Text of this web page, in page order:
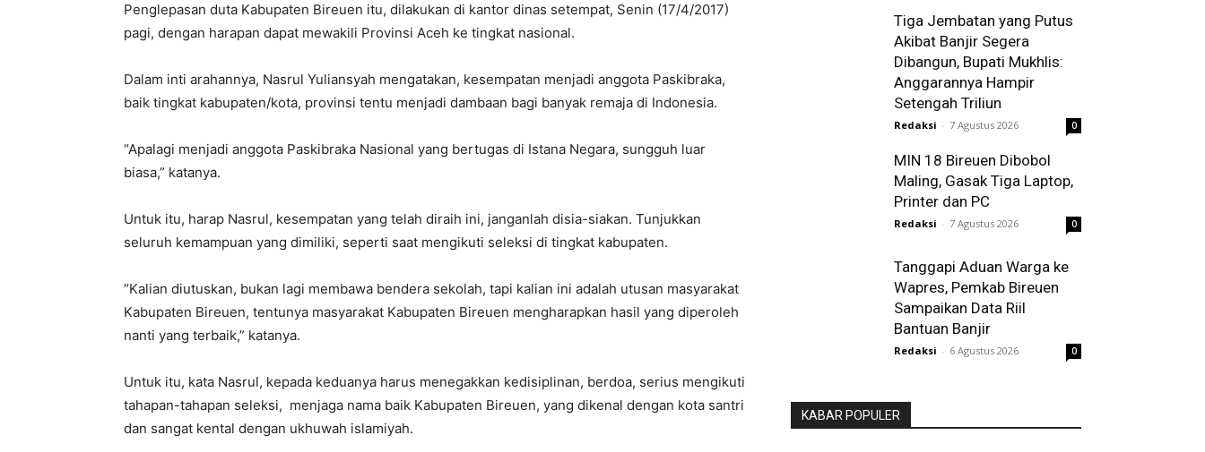
Penglepasan duta Kabupaten Bireuen itu, dilakukan di kantor dinas setempat, Senin (17/4/2017)
pagi, dengan harapan dapat mewakili Provinsi Aceh ke tingkat nasional.
Dalam inti arahannya, Nasrul Yuliansyah mengatakan, kesempatan menjadi anggota Paskibraka,
baik tingkat kabupaten/kota, provinsi tentu menjadi dambaan bagi banyak remaja di Indonesia.
“Apalagi menjadi anggota Paskibraka Nasional yang bertugas di Istana Negara, sungguh luar
biasa,” katanya.
Untuk itu, harap Nasrul, kesempatan yang telah diraih ini, janganlah disia-siakan. Tunjukkan
seluruh kemampuan yang dimiliki, seperti saat mengikuti seleksi di tingkat kabupaten.
“Kalian diutuskan, bukan lagi membawa bendera sekolah, tapi kalian ini adalah utusan masyarakat
Kabupaten Bireuen, tentunya masyarakat Kabupaten Bireuen mengharapkan hasil yang diperoleh
nanti yang terbaik,” katanya.
Untuk itu, kata Nasrul, kepada keduanya harus menegakkan kedisiplinan, berdoa, serius mengikuti
tahapan-tahapan seleksi, menjaga nama baik Kabupaten Bireuen, yang dikenal dengan kota santri
dan sangat kental dengan ukhuwah islamiyah.
Tiga Jembatan yang Putus
Akibat Banjir Segera
Dibangun, Bupati Mukhlis:
Anggarannya Hampir
Setengah Triliun
Redaksi - 7 Agustus 2026 0
MIN 18 Bireuen Dibobol
Maling, Gasak Tiga Laptop,
Printer dan PC
Redaksi - 7 Agustus 2026 0
Tanggapi Aduan Warga ke
Wapres, Pemkab Bireuen
Sampaikan Data Riil
Bantuan Banjir
Redaksi - 6 Agustus 2026 0
KABAR POPULER